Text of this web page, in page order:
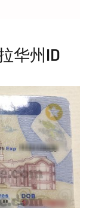
华州ID